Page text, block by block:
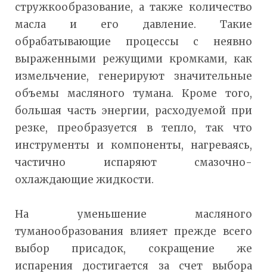
стружкообразование, а также количество
масла и его давление. Такие
обрабатывающие процессы с неявно
выраженными режущими кромками, как
измельчение, генерируют значительные
объемы масляного тумана. Кроме того,
большая часть энергии, расходуемой при
резке, преобразуется в тепло, так что
инструменты и компоненты, нагреваясь,
частично испаряют смазочно-
охлаждающие жидкости.
На уменьшение масляного
туманообразования влияет прежде всего
выбор присадок, сокращение же
испарения достигается за счет выбора